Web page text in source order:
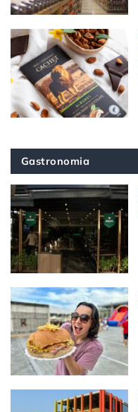
Gastronomia